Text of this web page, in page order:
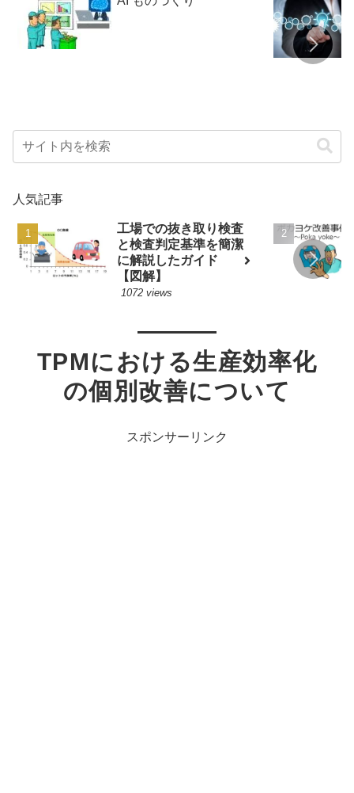
人気記事
工場での抜き取り検査
と検査判定基準を簡潔
に解説したガイド
【図解】
1072 views
TPMにおける生産効率化
の個別改善について
スポンサーリンク